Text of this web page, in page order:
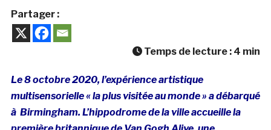
Partager :
Temps de lecture : 4 min
Le 8 octobre 2020, l’expérience artistique
multisensorielle « la plus visitée au monde » a débarqué
à Birmingham. L’hippodrome de la ville accueille la